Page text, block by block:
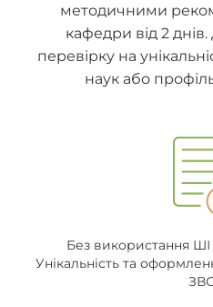
методичними
кафедри від 2
перевірку на
наук або
Без використання ШІ
Унікальність та